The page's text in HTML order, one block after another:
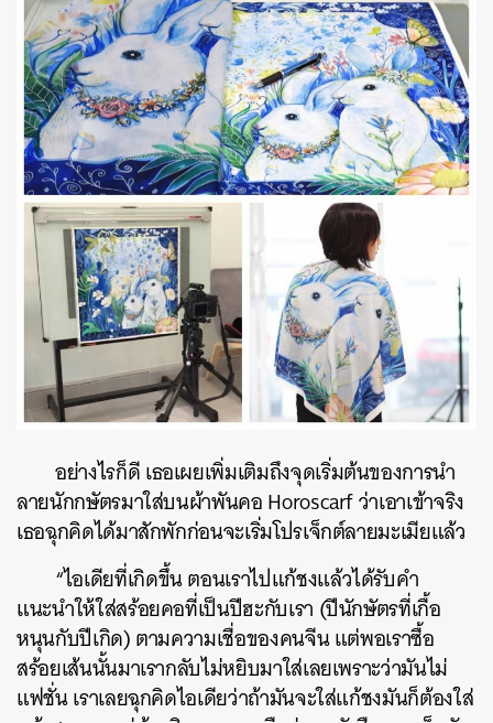
อย่างไรก็ดี เธอเผยเพิ่มเติมถึงจุดเริ่มต้นของการนำ
ลายนักกษัตรมาใส่บนผ้าพันคอ Horoscarf ว่าเอาเข้าจริง
เธอฉุกคิดได้มาสักพักก่อนจะเริ่มโปรเจ็กต์ลายมะเมียแล้ว
“ไอเดียที่เกิดขึ้น ตอนเราไปแก้ชงแล้วได้รับคำ
แนะนำให้ใส่สร้อยคอที่เป็นปีฮะกับเรา (ปีนักษัตรที่เกื้อ
หนุนกับปีเกิด) ตามความเชื่อของคนจีน แต่พอเราซื้อ
สร้อยเส้นนั้นมาเรากลับไม่หยิบมาใส่เลยเพราะว่ามันไม่
แฟชั่น เราเลยฉุกคิดไอเดียว่าถ้ามันจะใส่แก้ชงมันก็ต้องใส่